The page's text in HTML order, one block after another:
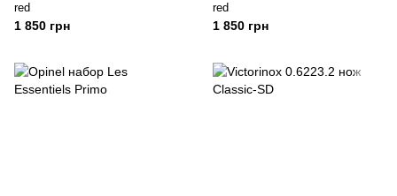
red
1 850 грн
red
1 850 грн